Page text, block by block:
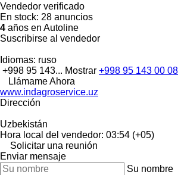
Vendedor verificado
En stock: 28 anuncios
4 años en Autoline
Suscribirse al vendedor
Idiomas: ruso
+998 95 143... Mostrar +998 95 143 00 08
Llámame Ahora
www.indagroservice.uz
Dirección
Uzbekistán
Hora local del vendedor: 03:54 (+05)
Solicitar una reunión
Enviar mensaje
Su nombre